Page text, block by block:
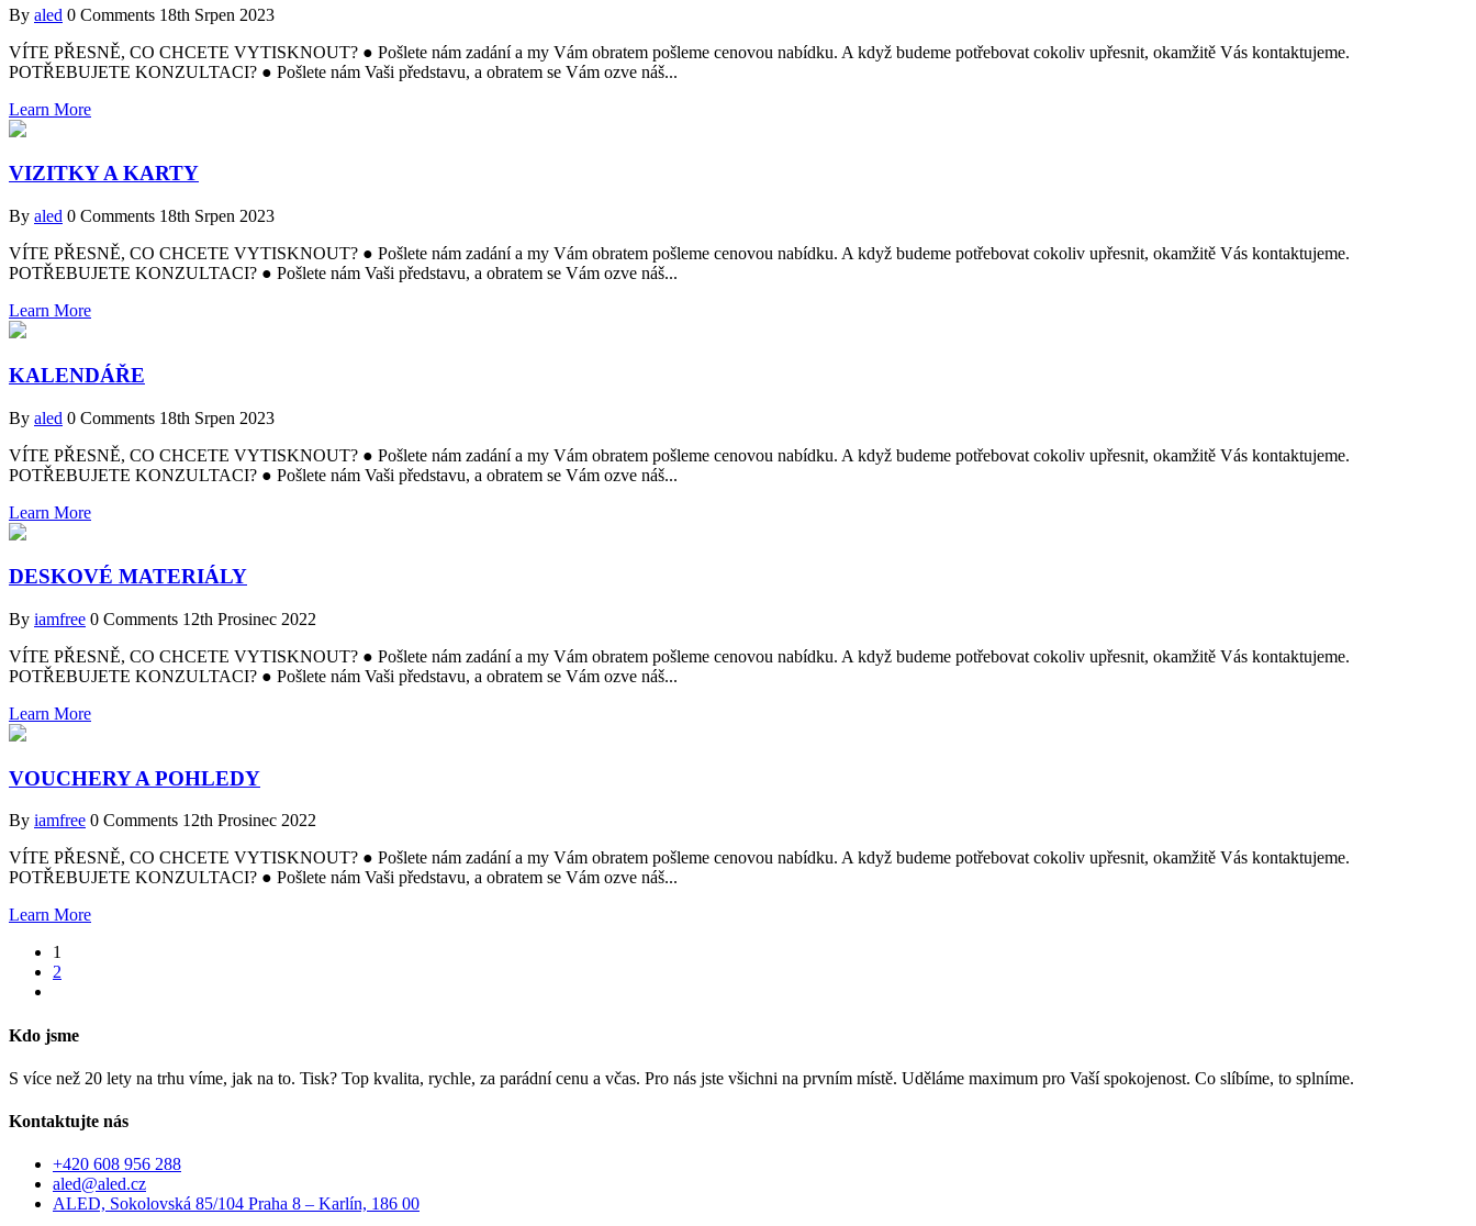
By aled 0 Comments 18th Srpen 2023
VÍTE PŘESNĚ, CO CHCETE VYTISKNOUT? ● Pošlete nám zadání a my Vám obratem pošleme cenovou nabídku. A když budeme potřebovat cokoliv upřesnit, okamžitě Vás kontaktujeme.
POTŘEBUJETE KONZULTACI? ● Pošlete nám Vaši představu, a obratem se Vám ozve náš...
Learn More
VIZITKY A KARTY
By aled 0 Comments 18th Srpen 2023
VÍTE PŘESNĚ, CO CHCETE VYTISKNOUT? ● Pošlete nám zadání a my Vám obratem pošleme cenovou nabídku. A když budeme potřebovat cokoliv upřesnit, okamžitě Vás kontaktujeme.
POTŘEBUJETE KONZULTACI? ● Pošlete nám Vaši představu, a obratem se Vám ozve náš...
Learn More
KALENDÁŘE
By aled 0 Comments 18th Srpen 2023
VÍTE PŘESNĚ, CO CHCETE VYTISKNOUT? ● Pošlete nám zadání a my Vám obratem pošleme cenovou nabídku. A když budeme potřebovat cokoliv upřesnit, okamžitě Vás kontaktujeme.
POTŘEBUJETE KONZULTACI? ● Pošlete nám Vaši představu, a obratem se Vám ozve náš...
Learn More
DESKOVÉ MATERIÁLY
By iamfree 0 Comments 12th Prosinec 2022
VÍTE PŘESNĚ, CO CHCETE VYTISKNOUT? ● Pošlete nám zadání a my Vám obratem pošleme cenovou nabídku. A když budeme potřebovat cokoliv upřesnit, okamžitě Vás kontaktujeme.
POTŘEBUJETE KONZULTACI? ● Pošlete nám Vaši představu, a obratem se Vám ozve náš...
Learn More
VOUCHERY A POHLEDY
By iamfree 0 Comments 12th Prosinec 2022
VÍTE PŘESNĚ, CO CHCETE VYTISKNOUT? ● Pošlete nám zadání a my Vám obratem pošleme cenovou nabídku. A když budeme potřebovat cokoliv upřesnit, okamžitě Vás kontaktujeme.
POTŘEBUJETE KONZULTACI? ● Pošlete nám Vaši představu, a obratem se Vám ozve náš...
Learn More
1
2
Kdo jsme
S více než 20 lety na trhu víme, jak na to. Tisk? Top kvalita, rychle, za parádní cenu a včas. Pro nás jste všichni na prvním místě. Uděláme maximum pro Vaší spokojenost. Co slíbíme, to splníme.
Kontaktujte nás
+420 608 956 288
aled@aled.cz
ALED, Sokolovská 85/104 Praha 8 – Karlín, 186 00